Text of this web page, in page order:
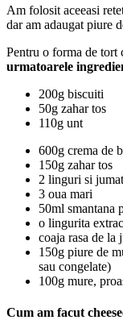
Am folosit aceeasi
dar am adaugat piure
Pentru o forma de tort
urmatoarele
200g biscuiti
50g zahar tos
110g unt
600g crema de
150g zahar tos
2 linguri si
3 oua mari
50ml smantana
o lingurita
coaja rasa de la
150g piure de
sau congelate)
100g mure,
Cum am facut